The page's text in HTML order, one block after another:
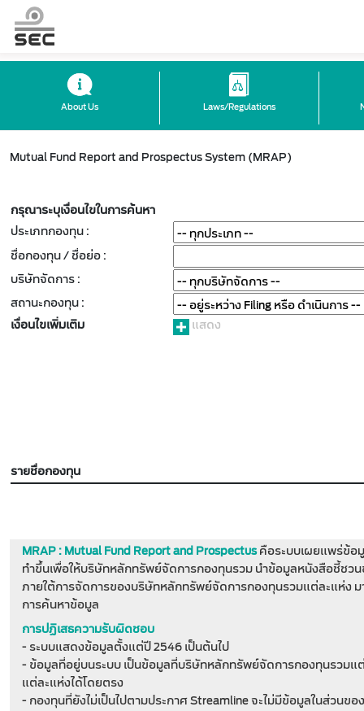
About Us Laws/Regulations
Mutual Fund Report and Prospectus System (MRAP)
กรุณาระบุเงื่อนไขในการค้นหา
ประเภทกองทุน :
ชื่อกองทุน / ชื่อย่อ :
บริษัทจัดการ :
สถานะกองทุน :
เงื่อนไขเพิ่มเติม
แสดง
รายชื่อกองทุน
MRAP : Mutual Fund Report and Prospectusคือระบบเผยแพร่ข้อ
ทำขึ้นเพื่อให้บริษัทหลักทรัพย์จัดการกองทุนรวม นำข้อมูลหนังสือชี้ชว
ภายใต้การจัดการของบริษัทหลักทรัพย์จัดการกองทุนรวมแต่ละแห่ง
การค้นหาข้อมูล
การปฏิเสธความรับผิดชอบ
- ระบบแสดงข้อมูลตั้งแต่ปี 2546 เป็นต้นไป
- ข้อมูลที่อยู่บนระบบ เป็นข้อมูลที่บริษัทหลักทรัพย์จัดการกองทุนรวม
แต่ละแห่งได้โดยตรง
- กองทุนที่ยังไม่เป็นไปตามประกาศ Streamline จะไม่มีข้อมูลในส่วน